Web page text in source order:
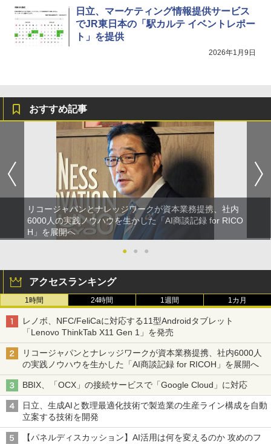
日立、マーケティング情報提供サービス
でJR東日本の「駅カルテ イベントレポー
ト」を提供
2026年1月9日
おすすめ記事
リコージャパンとナレッジワークが資本業務提携、社内
6000人の実践ノウハウを生かした「AI商談記録 for RICO
H」を展開へ
●
● ●
アクセスランキング
1時間 24時間 1週間 1カ月
レノボ、NFC/FeliCaに対応する11型Androidタブレット
「Lenovo ThinkTab X11 Gen 1」を発売
リコージャパンとナレッジワークが資本業務提携、社内6000人
の実践ノウハウを生かした「AI商談記録 for RICOH」を展開へ
BBIX、「OCX」の接続サービスで「Google Cloud」に対応
日立、生成AIと数理最適化技術で製造業の生産ライン構成を自動
立案する技術を開発
【パネルディスカッション】AI活用は何を変えるのか 攻めのフ